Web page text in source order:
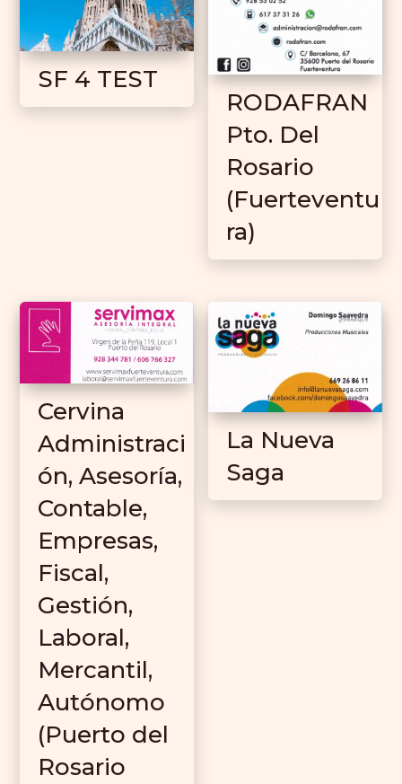
SF 4 TEST
RODAFRAN
Pto. Del
Rosario
(Fuerteventu
ra)
Cervina
Administraci
ón, Asesoría,
Contable,
Empresas,
Fiscal,
Gestión,
Laboral,
Mercantil,
Autónomo
(Puerto del
Rosario
La Nueva
Saga